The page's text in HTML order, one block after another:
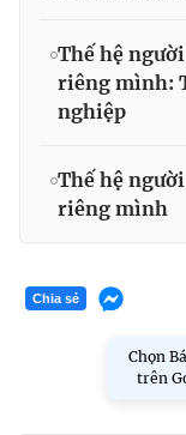
Thế hệ
riêng mình:
nghiệp
Thế hệ
riêng mình
Chia sẻ
Chọn
trên